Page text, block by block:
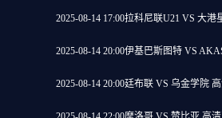
2025-08-14 17:00拉科尼联U21 VS 大港
2025-08-14 20:00伊基巴斯图特 VS
2025-08-14 20:00廷布联 VS 乌金学院